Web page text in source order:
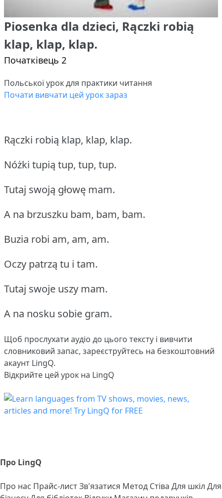
Piosenka dla dzieci, Rączki robią
klap, klap, klap.
Початківець 2
Польської урок для практики читання
Почати вивчати цей урок зараз
Rączki robią klap, klap, klap.
Nóżki tupią tup, tup, tup.
Tutaj swoją głowę mam.
A na brzuszku bam, bam, bam.
Buzia robi am, am, am.
Oczy patrzą tu i tam.
Tutaj swoje uszy mam.
A na nosku sobie gram.
Щоб прослухати аудіо до цього тексту і вивчити
словниковий запас, зареєструйтесь на безкоштовний
акаунт LingQ.
Відкрийте цей урок на LingQ
Про LingQ
Про нас Прайс-листЗв'язатися Метод Стіва Для шкіл Для